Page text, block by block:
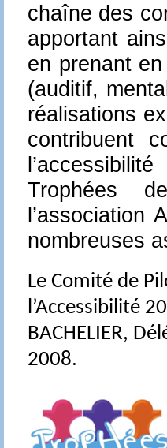
chaîne des
apportant
en prenant
(auditif,
réalisations
contribuent
Trophées
l’association
nombreuses
Le Comité de
l’Accessibilité
BACHELIER,
2008.